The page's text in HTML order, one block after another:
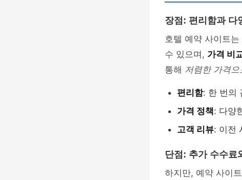
장점: 편리함과 다
호텔 예약 사이트는
수 있으며, 가격 비
통해 저렴한 가격으
편리함: 한 번의
가격 정책: 다양
고객 리뷰: 이전
단점: 추가 수수료
하지만, 예약 사이